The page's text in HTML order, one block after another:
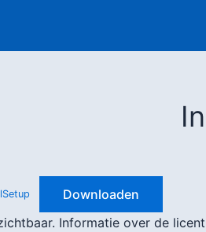
Downloaden
Informatie over de